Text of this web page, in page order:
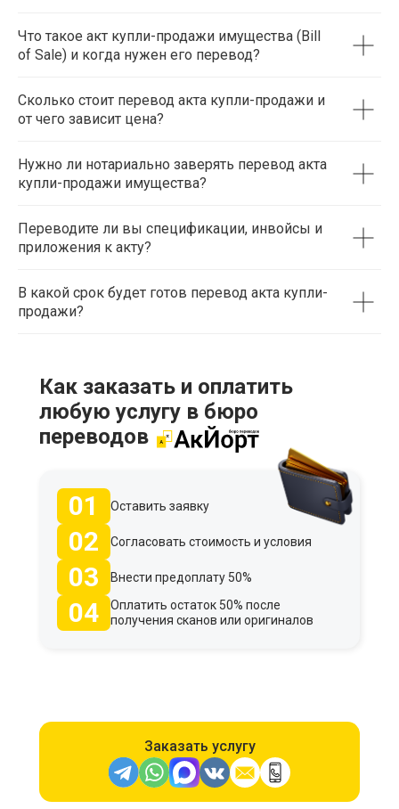
Что такое акт купли-продажи имущества (Bill
of Sale) и когда нужен его перевод?
Сколько стоит перевод акта купли-продажи и
от чего зависит цена?
Нужно ли нотариально заверять перевод акта
купли-продажи имущества?
Переводите ли вы спецификации, инвойсы и
приложения к акту?
В какой срок будет готов перевод акта купли-
продажи?
Как заказать и оплатить
любую услугу в бюро
переводов
01 Оставить заявку
02 Согласовать стоимость и условия
03 Внести предоплату 50%
04
Оплатить остаток 50% после
получения сканов или оригиналов
Заказать услугу